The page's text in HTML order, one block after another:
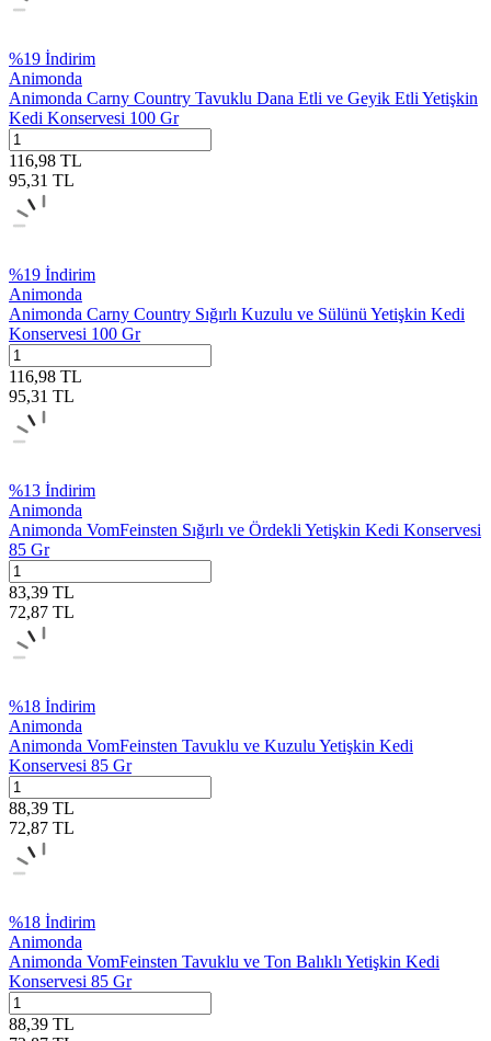
%19 İndirim
Animonda
Animonda Carny Country Tavuklu Dana Etli ve Geyik Etli Yetişkin
Kedi Konservesi 100 Gr
116,98 TL
95,31 TL
%19 İndirim
Animonda
Animonda Carny Country Sığırlı Kuzulu ve Sülünü Yetişkin Kedi
Konservesi 100 Gr
116,98 TL
95,31 TL
%13 İndirim
Animonda
Animonda VomFeinsten Sığırlı ve Ördekli Yetişkin Kedi Konservesi
85 Gr
83,39 TL
72,87 TL
%18 İndirim
Animonda
Animonda VomFeinsten Tavuklu ve Kuzulu Yetişkin Kedi
Konservesi 85 Gr
88,39 TL
72,87 TL
%18 İndirim
Animonda
Animonda VomFeinsten Tavuklu ve Ton Balıklı Yetişkin Kedi
Konservesi 85 Gr
88,39 TL